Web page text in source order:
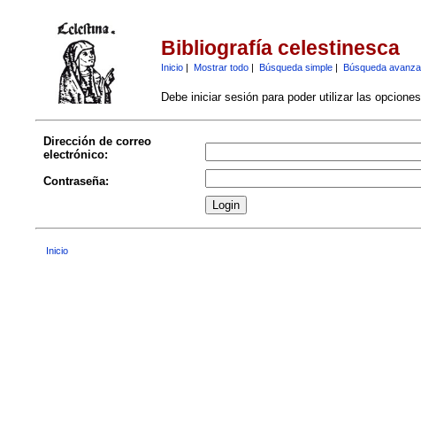
Bibliografía celestinesca
Inicio| Mostrar todo| Búsqueda simple| Búsqueda
Debe iniciar sesión para poder utilizar las
Dirección de correo
electrónico:
Contraseña:
Inicio